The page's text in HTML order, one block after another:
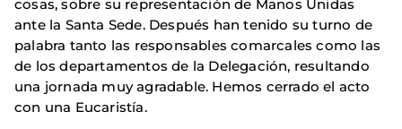
cosas, sobre su representación de Manos Unidas
ante la Santa Sede. Después han tenido su turno de
palabra tanto las responsables comarcales como las
de los departamentos de la Delegación, resultando
una jornada muy agradable. Hemos cerrado el acto
con una Eucaristía.